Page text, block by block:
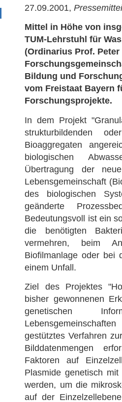
27.09.2001,
Mittel in Höhe von
TUM-Lehrstuhl für
(Ordinarius Prof.
Bildung und
vom Freistaat Bayern
Forschungsprojekte.
In dem Projekt
strukturbildenden
Bioaggregaten
biologischen
Übertragung der
Lebensgemeinschaft
des biologischen
geänderte
Bedeutungsvoll ist ein
die benötigten
vermehren, beim
Biofilmanlage oder bei
einem Unfall.
Ziel des Projektes
bisher gewonnenen
genetischen
gestütztes Verfahren
Bilddatenmengen
Faktoren auf
Plasmide genetisch
werden, um die
auf der